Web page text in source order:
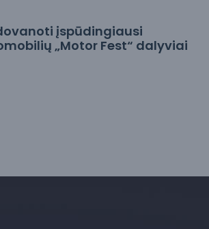
įspūdingiausi
„Motor Fest“ dalyviai